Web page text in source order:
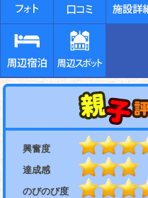
興奮度
達成感
のびのび度